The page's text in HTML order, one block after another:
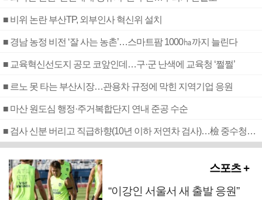
■ 비위 논란 부산TP, 외부인사 혁신위 설치
■ 경남 농정 비전 ‘잘 사는 농촌’…스마트팜 1000㏊까지 늘린다
■ 교육혁신선도지 공모 코앞인데…구·군 난색에 교육청 ‘쩔쩔’
■ 르노 못 타는 부산시장…관용차 규정에 막힌 지역기업 응원
■ 마산 원도심 행정·주거복합단지 연내 준공 수순
■ 검사 신분 버리고 직급하향(10년 이하 저연차 검사)…檢 중수청행 기피
스포츠 +
“이강인 서울서 새 출발 응원”